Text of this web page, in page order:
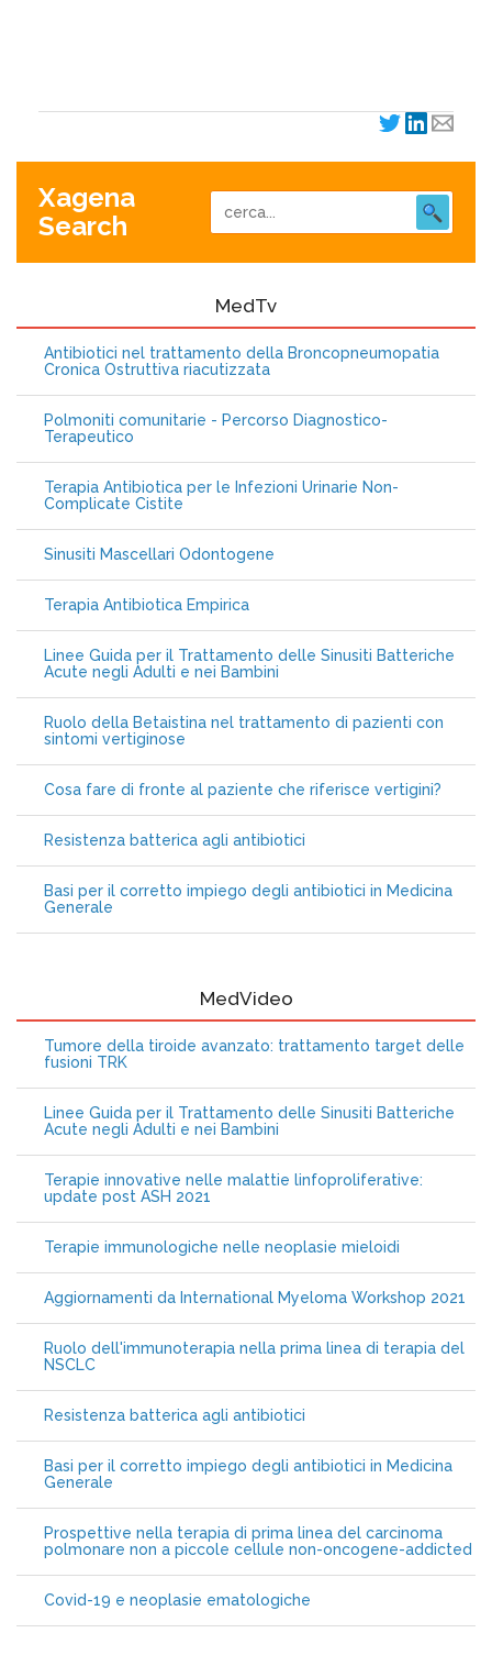
Xagena
Search
MedTv
Antibiotici nel trattamento della Broncopneumopatia
Cronica Ostruttiva riacutizzata
Polmoniti comunitarie - Percorso Diagnostico-
Terapeutico
Terapia Antibiotica per le Infezioni Urinarie Non-
Complicate Cistite
Sinusiti Mascellari Odontogene
Terapia Antibiotica Empirica
Linee Guida per il Trattamento delle Sinusiti Batteriche
Acute negli Adulti e nei Bambini
Ruolo della Betaistina nel trattamento di pazienti con
sintomi vertiginose
Cosa fare di fronte al paziente che riferisce vertigini?
Resistenza batterica agli antibiotici
Basi per il corretto impiego degli antibiotici in Medicina
Generale
MedVideo
Tumore della tiroide avanzato: trattamento target delle
fusioni TRK
Linee Guida per il Trattamento delle Sinusiti Batteriche
Acute negli Adulti e nei Bambini
Terapie innovative nelle malattie linfoproliferative:
update post ASH 2021
Terapie immunologiche nelle neoplasie mieloidi
Aggiornamenti da International Myeloma Workshop 2021
Ruolo dell'immunoterapia nella prima linea di terapia del
NSCLC
Resistenza batterica agli antibiotici
Basi per il corretto impiego degli antibiotici in Medicina
Generale
Prospettive nella terapia di prima linea del carcinoma
polmonare non a piccole cellule non-oncogene-addicted
Covid-19 e neoplasie ematologiche